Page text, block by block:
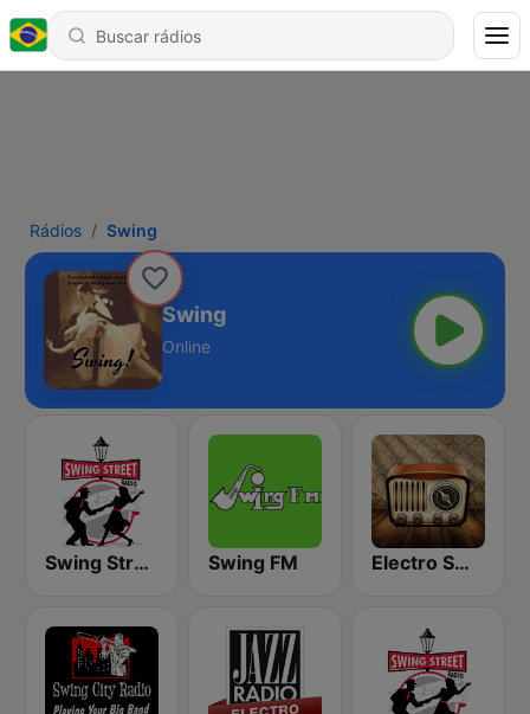
Rádios Swing
Swing
Online
Swing Street Radio Swing FM Electro Swing Radio